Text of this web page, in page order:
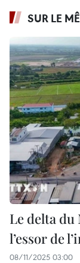
SUR LE
Le delta du
l’essor de
08/11/2025 03:00